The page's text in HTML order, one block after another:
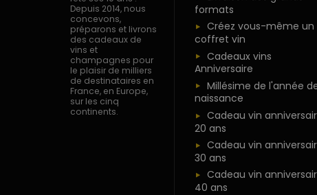
Depuis 2014, nous
concevons,
préparons et livrons
des cadeaux de
vins et
champagnes pour
le plaisir de milliers
de destinataires en
France, en Europe,
sur les cinq
continents.
formats
Créez vous-même un
coffret vin
Cadeaux vins
Anniversaire
Millésime de l'année
naissance
Cadeau vin
20 ans
Cadeau vin
30 ans
Cadeau vin
40 ans